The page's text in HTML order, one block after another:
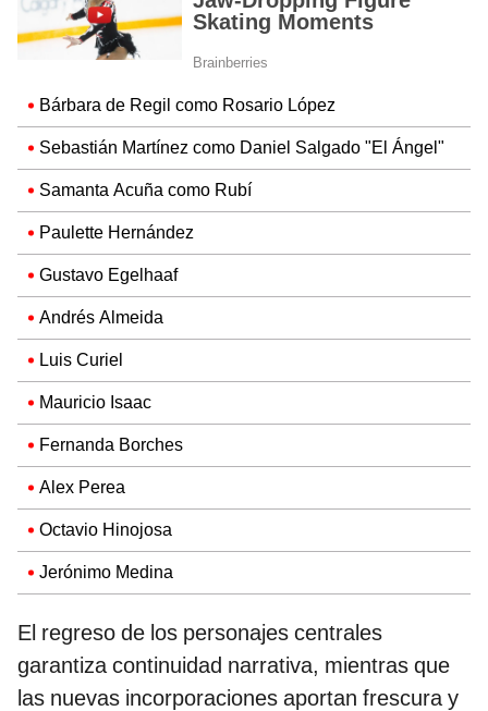
Bárbara de Regil como Rosario López
Sebastián Martínez como Daniel Salgado "El Ángel"
Samanta Acuña como Rubí
Paulette Hernández
Gustavo Egelhaaf
Andrés Almeida
Luis Curiel
Mauricio Isaac
Fernanda Borches
Alex Perea
Octavio Hinojosa
Jerónimo Medina
El regreso de los personajes centrales
garantiza continuidad narrativa, mientras que
las nuevas incorporaciones aportan frescura y